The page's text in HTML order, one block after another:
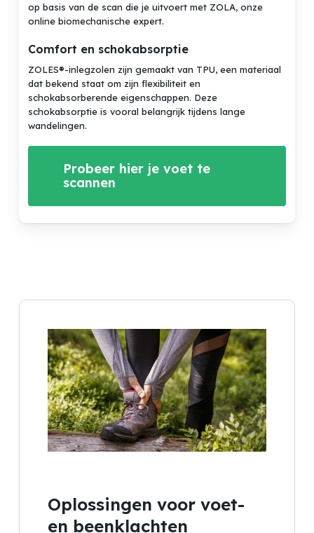
op basis van de scan die je uitvoert met ZOLA, onze
online biomechanische expert.
Comfort en schokabsorptie
ZOLES®-inlegzolen zijn gemaakt van TPU, een materiaal
dat bekend staat om zijn flexibiliteit en
schokabsorberende eigenschappen. Deze
schokabsorptie is vooral belangrijk tijdens lange
wandelingen.
Probeer hier je voet te
scannen
Oplossingen voor voet-
en beenklachten